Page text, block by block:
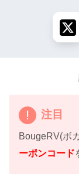
注目
BougeRV(ボ
ーポンコード